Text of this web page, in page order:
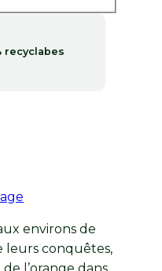
recyclabes
environs de
leurs conquêtes,
l’orange dans